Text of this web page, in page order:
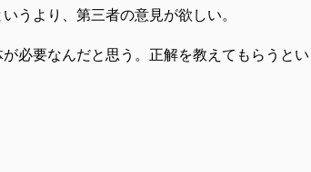
うより、第三者の意見が欲しい。
必要なんだと思う。正解を教えてもらうとい